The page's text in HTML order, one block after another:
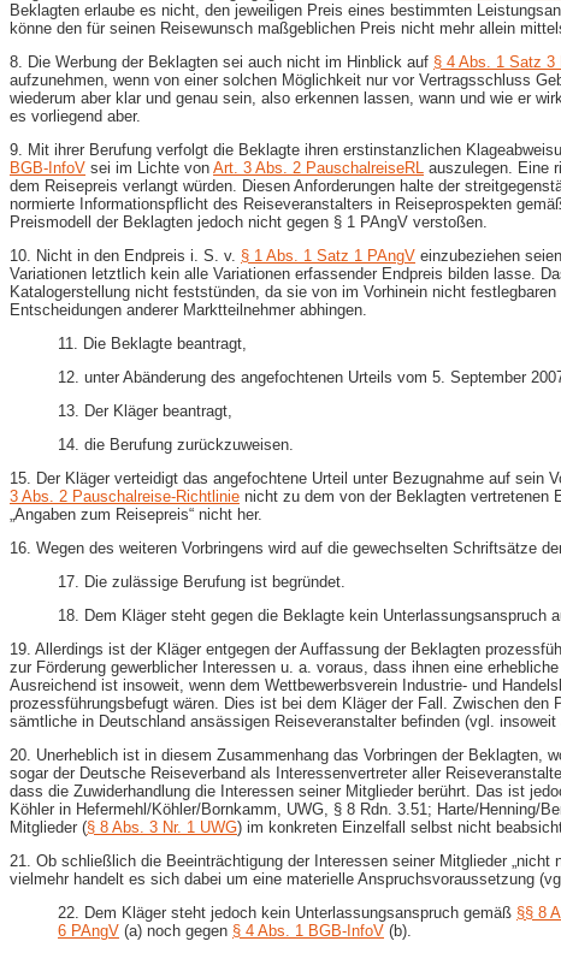
Beklagten erlaube es nicht, den jeweiligen Preis eines bestimmten
könne den für seinen Reisewunsch maßgeblichen Preis nicht mehr allein
8. Die Werbung der Beklagten sei auch nicht im Hinblick auf § 4 Abs. 1 Satz 3
aufzunehmen, wenn von einer solchen Möglichkeit nur vor Vertragsschluss
wiederum aber klar und genau sein, also erkennen lassen, wann und wie er
es vorliegend aber.
9. Mit ihrer Berufung verfolgt die Beklagte ihren erstinstanzlichen
BGB-InfoV sei im Lichte von Art. 3 Abs. 2 PauschalreiseRL auszulegen. Eine
dem Reisepreis verlangt würden. Diesen Anforderungen halte der
normierte Informationspflicht des Reiseveranstalters in Reiseprospekten
Preismodell der Beklagten jedoch nicht gegen § 1 PAngV verstoßen.
10. Nicht in den Endpreis i. S. v. § 1 Abs. 1 Satz 1 PAngV einzubeziehen
Variationen letztlich kein alle Variationen erfassender Endpreis bilden lasse.
Katalogerstellung nicht feststünden, da sie von im Vorhinein nicht
Entscheidungen anderer Marktteilnehmer abhingen.
11. Die Beklagte beantragt,
12. unter Abänderung des angefochtenen Urteils vom 5. September
13. Der Kläger beantragt,
14. die Berufung zurückzuweisen.
15. Der Kläger verteidigt das angefochtene Urteil unter Bezugnahme auf sein
3 Abs. 2 Pauschalreise-Richtlinie nicht zu dem von der Beklagten vertretenen
„Angaben zum Reisepreis“ nicht her.
16. Wegen des weiteren Vorbringens wird auf die gewechselten Schriftsätze
17. Die zulässige Berufung ist begründet.
18. Dem Kläger steht gegen die Beklagte kein Unterlassungsanspruch
19. Allerdings ist der Kläger entgegen der Auffassung der Beklagten
zur Förderung gewerblicher Interessen u. a. voraus, dass ihnen eine
Ausreichend ist insoweit, wenn dem Wettbewerbsverein Industrie- und
prozessführungsbefugt wären. Dies ist bei dem Kläger der Fall. Zwischen
sämtliche in Deutschland ansässigen Reiseveranstalter befinden (vgl.
20. Unerheblich ist in diesem Zusammenhang das Vorbringen der
sogar der Deutsche Reiseverband als Interessenvertreter aller
dass die Zuwiderhandlung die Interessen seiner Mitglieder berührt. Das ist
Köhler in Hefermehl/Köhler/Bornkamm, UWG, § 8 Rdn. 3.51; Harte/Henning/
Mitglieder (§ 8 Abs. 3 Nr. 1 UWG) im konkreten Einzelfall selbst nicht
21. Ob schließlich die Beeinträchtigung der Interessen seiner Mitglieder „nicht
vielmehr handelt es sich dabei um eine materielle Anspruchsvoraussetzung
22. Dem Kläger steht jedoch kein Unterlassungsanspruch gemäß §§ 8
6 PAngV (a) noch gegen § 4 Abs. 1 BGB-InfoV (b).